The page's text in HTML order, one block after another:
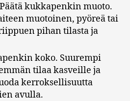
Päätä kukkapenkin muoto.
muotoinen, pyöreä tai
pihan tilasta ja
koko. Suurempi
tilaa kasveille ja
kerroksellisuutta
avulla.